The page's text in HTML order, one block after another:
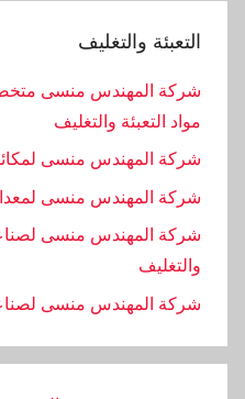
التعبئة والتغليف
شركة المهندس منسى
مواد التعبئة والتغليف
شركة المهندس منسى
شركة المهندس منسى
شركة المهندس منسى
والتغليف
‏شركة المهندس منسى